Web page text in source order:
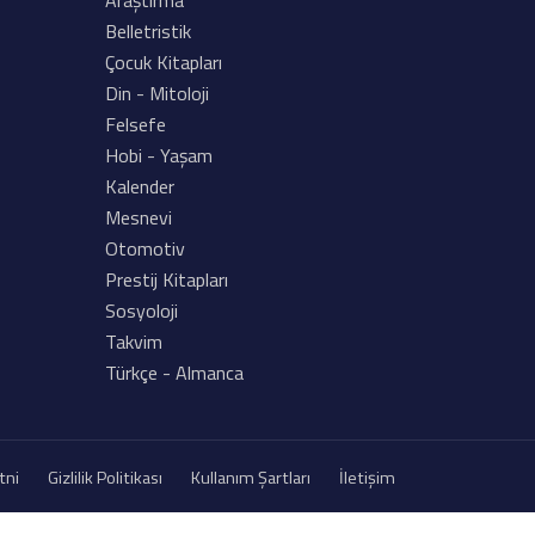
Belletristik
Çocuk Kitapları
Din - Mitoloji
Felsefe
Hobi - Yaşam
Kalender
Mesnevi
Otomotiv
Prestij Kitapları
Sosyoloji
Takvim
Türkçe - Almanca
Gizlilik Politikası Kullanım Şartları İletişim